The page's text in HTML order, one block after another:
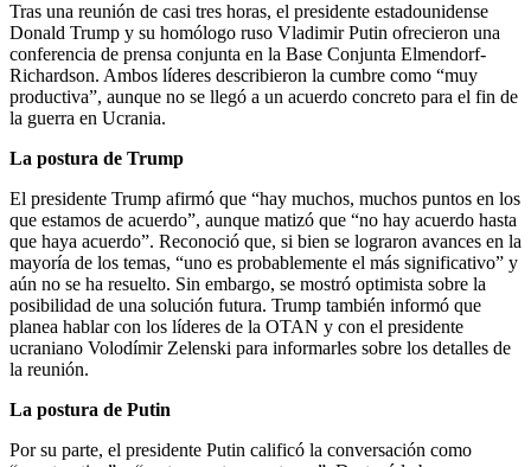
Tras una reunión de casi tres horas, el presidente estadounidense
Donald Trump y su homólogo ruso Vladimir Putin ofrecieron una
conferencia de prensa conjunta en la Base Conjunta Elmendorf-
Richardson. Ambos líderes describieron la cumbre como “muy
productiva”, aunque no se llegó a un acuerdo concreto para el fin de
la guerra en Ucrania.
La postura de Trump
​El presidente Trump afirmó que “hay muchos, muchos puntos en los
que estamos de acuerdo”, aunque matizó que “no hay acuerdo hasta
que haya acuerdo”. Reconoció que, si bien se lograron avances en la
mayoría de los temas, “uno es probablemente el más significativo” y
aún no se ha resuelto. Sin embargo, se mostró optimista sobre la
posibilidad de una solución futura. Trump también informó que
planea hablar con los líderes de la OTAN y con el presidente
ucraniano Volodímir Zelenski para informarles sobre los detalles de
la reunión.
La postura de Putin
​Por su parte, el presidente Putin calificó la conversación como